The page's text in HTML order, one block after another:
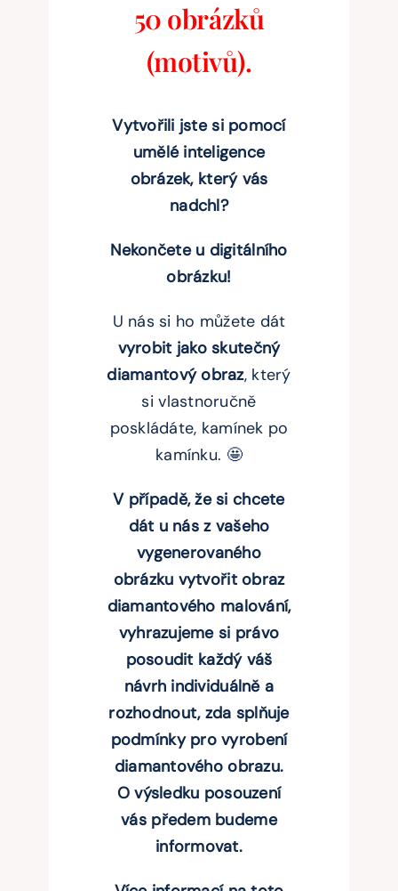
50 obrázků
(motivů).
Vytvořili jste si pomocí
umělé inteligence
obrázek, který vás
nadchl?
Nekončete u digitálního
obrázku!
U nás si ho můžete dát
vyrobit jako skutečný
diamantový obraz, který
si vlastnoručně
poskládáte, kamínek po
kamínku. 🤩
V případě, že si chcete
dát u nás z vašeho
vygenerovaného
obrázku vytvořit obraz
diamantového malování,
vyhrazujeme si právo
posoudit každý váš
návrh individuálně a
rozhodnout, zda splňuje
podmínky pro vyrobení
diamantového obrazu.
O výsledku posouzení
vás předem budeme
informovat.